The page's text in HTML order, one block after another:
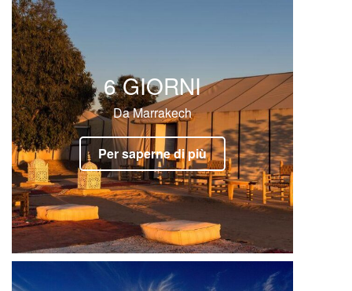
6 GIORNI
Da Marrakech
Per saperne di più